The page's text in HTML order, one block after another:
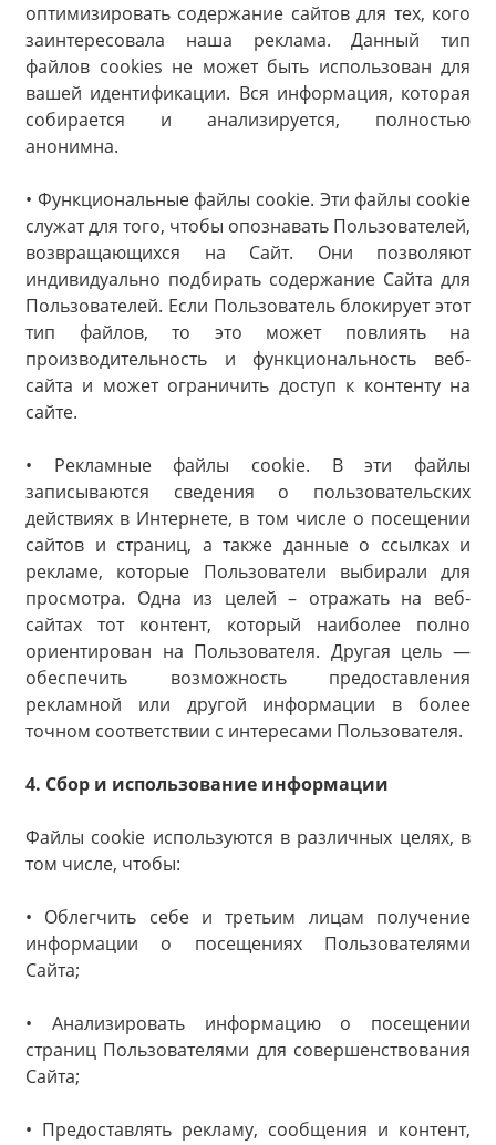
оптимизировать содержание сайтов для тех, кого
заинтересовала наша реклама. Данный тип
файлов cookies не может быть использован для
вашей идентификации. Вся информация, которая
собирается и анализируется, полностью
анонимна.
• Функциональные файлы cookie. Эти файлы cookie
служат для того, чтобы опознавать Пользователей,
возвращающихся на Сайт. Они позволяют
индивидуально подбирать содержание Сайта для
Пользователей. Если Пользователь блокирует этот
тип файлов, то это может повлиять на
производительность и функциональность веб-
сайта и может ограничить доступ к контенту на
сайте.
• Рекламные файлы cookie. В эти файлы
записываются сведения о пользовательских
действиях в Интернете, в том числе о посещении
сайтов и страниц, а также данные о ссылках и
рекламе, которые Пользователи выбирали для
просмотра. Одна из целей – отражать на веб-
сайтах тот контент, который наиболее полно
ориентирован на Пользователя. Другая цель —
обеспечить возможность предоставления
рекламной или другой информации в более
точном соответствии с интересами Пользователя.
4. Сбор и использование информации
Файлы cookie используются в различных целях, в
том числе, чтобы:
• Облегчить себе и третьим лицам получение
информации о посещениях Пользователями
Сайта;
• Анализировать информацию о посещении
страниц Пользователями для совершенствования
Сайта;
• Предоставлять рекламу, сообщения и контент,